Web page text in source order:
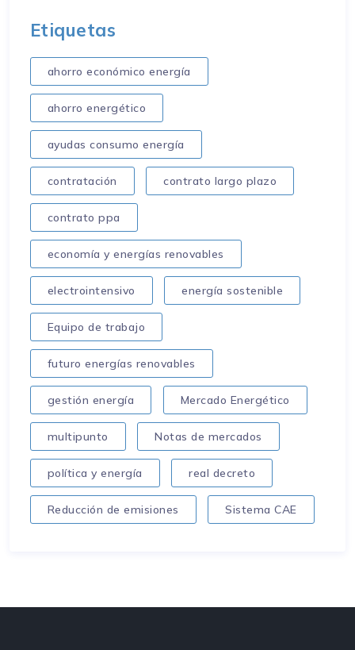
Etiquetas
ahorro económico energía
ahorro energético
ayudas consumo energía
contratación contrato largo plazo
contrato ppa
economía y energías renovables
electrointensivo energía sostenible
Equipo de trabajo
futuro energías renovables
gestión energía Mercado Energético
multipunto Notas de mercados
política y energía real decreto
Reducción de emisiones Sistema CAE